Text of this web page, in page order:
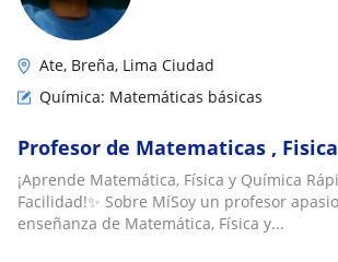
Ate, Breña, Lima Ciudad
Química: Matemáticas básicas
Profesor de Matematicas ,
¡Aprende Matemática, Física y Química
Facilidad!✨ Sobre MíSoy un profesor
enseñanza de Matemática, Física y...